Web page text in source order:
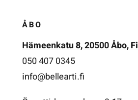
ÅBO
Hämeenkatu 8, 20500 Åbo,
050 407 0345
info@bellearti.fi